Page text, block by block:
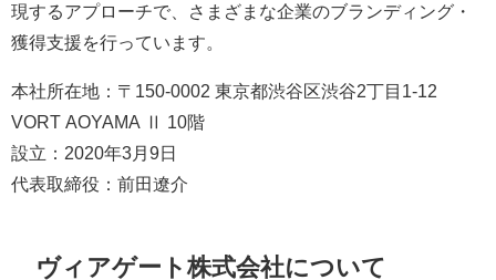
現するアプローチで、さまざまな企業のブランディング・
獲得支援を行っています。
本社所在地：〒150-0002 東京都渋谷区渋谷2丁目1-12
VORT AOYAMA Ⅱ 10階
設立：2020年3月9日
代表取締役：前田遼介
ヴィアゲート株式会社について